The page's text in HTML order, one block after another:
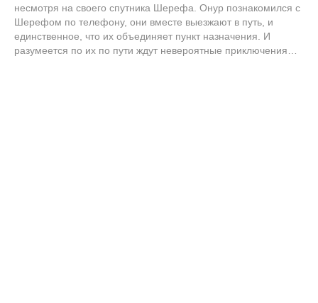
несмотря на своего спутника Шерефа. Онур познакомился с
Шерефом по телефону, они вместе выезжают в путь, и
единственное, что их объединяет пункт назначения. И
разумеется по их по пути ждут невероятные приключения…